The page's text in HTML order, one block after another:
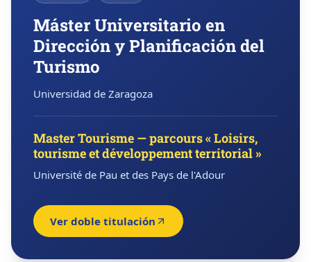
Máster Universitario en
Dirección y Planificación del
Turismo
Universidad de Zaragoza
Master Tourisme — parcours « Loisirs,
tourisme et développement territorial »
Université de Pau et des Pays de l'Adour
Ver doble titulación